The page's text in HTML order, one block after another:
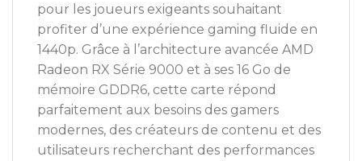
pour les joueurs exigeants souhaitant
profiter d’une expérience gaming fluide en
1440p. Grâce à l’architecture avancée AMD
Radeon RX Série 9000 et à ses 16 Go de
mémoire GDDR6, cette carte répond
parfaitement aux besoins des gamers
modernes, des créateurs de contenu et des
utilisateurs recherchant des performances